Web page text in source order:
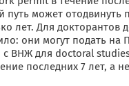
путь может отодвинуть
лет. Для докторантов
они могут подать на
с ВНЖ для doctoral
последних 7 лет, а